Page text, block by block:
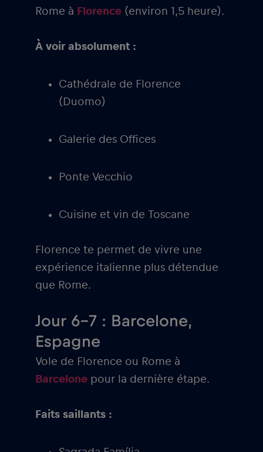
Rome à Florence (environ 1,5 heure).
À voir absolument :
Cathédrale de Florence
(Duomo)
Galerie des Offices
Ponte Vecchio
Cuisine et vin de Toscane
Florence te permet de vivre une
expérience italienne plus détendue
que Rome.
Jour 6-7 : Barcelone,
Espagne
Vole de Florence ou Rome à
Barcelone pour la dernière étape.
Faits saillants :